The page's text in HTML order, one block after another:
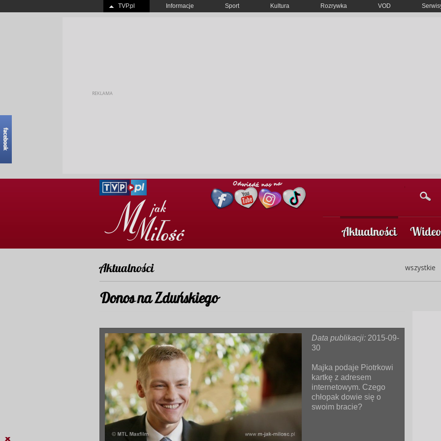
TVP.pl Informacje Sport Kultura Rozrywka VOD
Aktualności Wideo
Aktualności wszystkie
Donos na Zduńskiego
Data publikacji: 2015-09-
30
Majka podaje Piotrkowi
kartkę z adresem
internetowym. Czego
chłopak dowie się o
swoim bracie?